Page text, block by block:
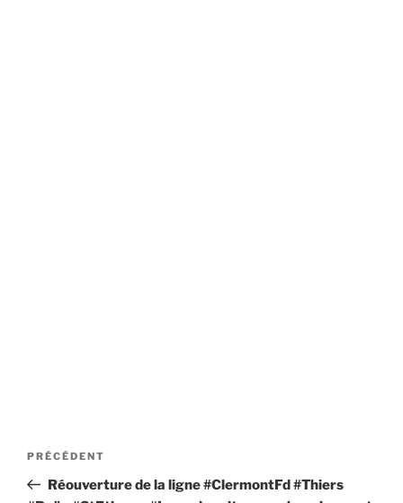
Navigation
l’article
Article
précédent
PRÉCÉDENT
Réouverture de la ligne #ClermontFd #Thiers